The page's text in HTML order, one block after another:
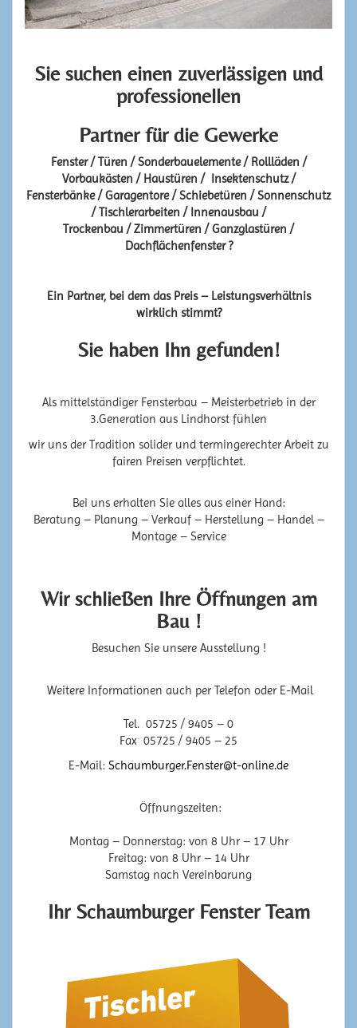
Sie suchen einen zuverlässigen und
professionellen
Partner für die Gewerke
Fenster / Türen / Sonderbauelemente / Rollläden /
Vorbaukästen / Haustüren / Insektenschutz /
Fensterbänke / Garagentore / Schiebetüren / Sonnenschutz
/ Tischlerarbeiten / Innenausbau /
Trockenbau / Zimmertüren / Ganzglastüren /
Dachflächenfenster ?
Ein Partner, bei dem das Preis – Leistungsverhältnis
wirklich stimmt?
Sie haben Ihn gefunden!
Als mittelständiger Fensterbau – Meisterbetrieb in der
3.Generation aus Lindhorst fühlen
wir uns der Tradition solider und termingerechter Arbeit zu
fairen Preisen verpflichtet.
Bei uns erhalten Sie alles aus einer Hand:
Beratung – Planung – Verkauf – Herstellung – Handel –
Montage – Service
Wir schließen Ihre Öffnungen am
Bau !
Besuchen Sie unsere Ausstellung !
Weitere Informationen auch per Telefon oder E-Mail
Tel. 05725 / 9405 – 0
Fax 05725 / 9405 – 25
E-Mail: Schaumburger.Fenster@t-online.de
Öffnungszeiten:
Montag – Donnerstag: von 8 Uhr – 17 Uhr
Freitag: von 8 Uhr – 14 Uhr
Samstag nach Vereinbarung
Ihr Schaumburger Fenster Team